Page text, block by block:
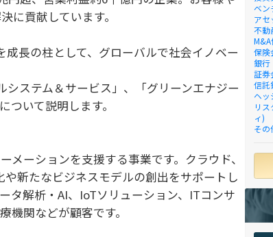
に貢献しています。
成長の柱として、グローバルで社会イノベー
ステム＆サービス」、「グリーンエナジー
いて説明します。
ーションを支援する事業です。クラウド、
新たなビジネスモデルの創出をサポートし
タ解析・AI、IoTソリューション、ITコンサ
機関などが顧客です。
ベン
アセ
不動
保険
銀行
証券
信託
ヘッ
リ
ィ)
その